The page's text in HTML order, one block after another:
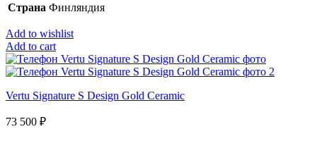
Страна Финляндия
Add to wishlist
Add to cart
Vertu Signature S Design Gold Ceramic
73 500 ₽